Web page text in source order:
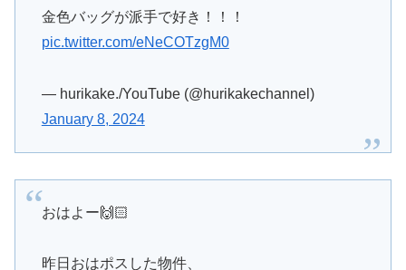
金色バッグが派手で好き！！！
pic.twitter.com/eNeCOTzgM0
— hurikake./YouTube (@hurikakechannel)
January 8, 2024
おはよー🙌🏻
昨日おはポスした物件、